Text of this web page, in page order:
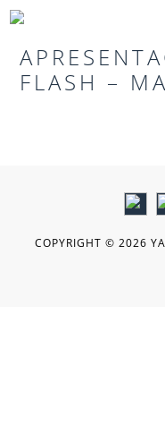
FLASH –
COPYRIGHT © 2026